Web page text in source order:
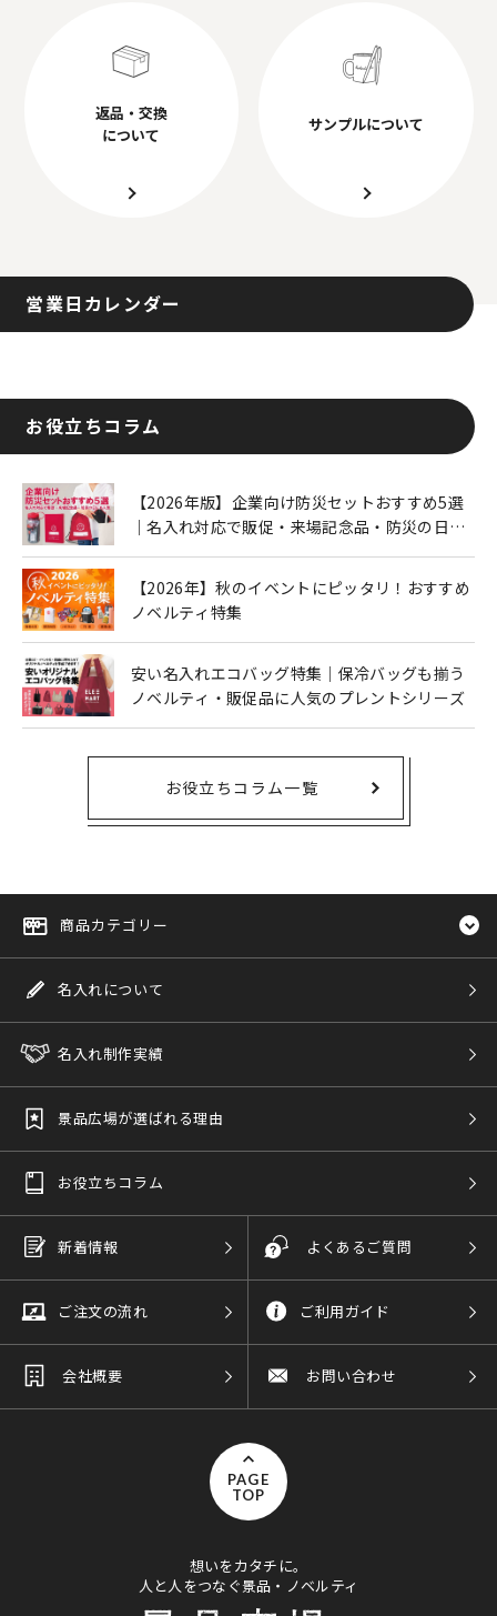
返品・交換
について
サンプルについて
営業日カレンダー
お役立ちコラム
【2026年版】企業向け防災セットおすすめ5選
｜名入れ対応で販促・来場記念品・防災の日に
【2026年】秋のイベントにピッタリ！おすすめ
ノベルティ特集
安い名入れエコバッグ特集｜保冷バッグも揃う
ノベルティ・販促品に人気のプレントシリーズ
お役立ちコラム一覧
商品カテゴリー
名入れについて
名入れ制作実績
景品広場が選ばれる理由
お役立ちコラム
新着情報 よくあるご質問
ご注文の流れ ご利用ガイド
会社概要 お問い合わせ
PAGE
TOP
想いをカタチに。
人と人をつなぐ景品・ノベルティ